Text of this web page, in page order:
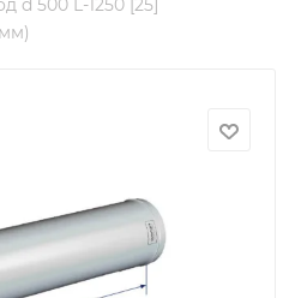
d 500 L-1250 [25]